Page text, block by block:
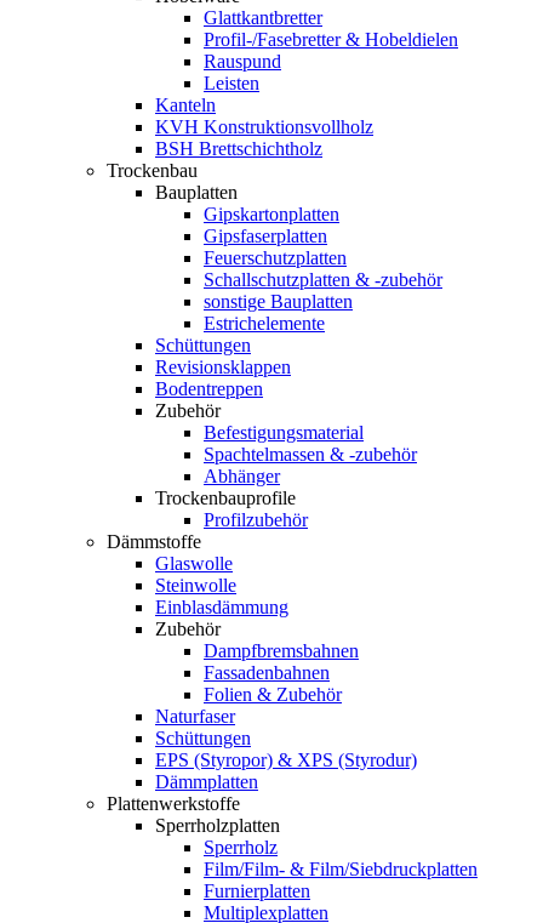
Glattkantbretter
Profil-/Fasebretter & Hobeldielen
Rauspund
Leisten
Kanteln
KVH Konstruktionsvollholz
BSH Brettschichtholz
Trockenbau
Bauplatten
Gipskartonplatten
Gipsfaserplatten
Feuerschutzplatten
Schallschutzplatten & -zubehör
sonstige Bauplatten
Estrichelemente
Schüttungen
Revisionsklappen
Bodentreppen
Zubehör
Befestigungsmaterial
Spachtelmassen & -zubehör
Abhänger
Trockenbauprofile
Profilzubehör
Dämmstoffe
Glaswolle
Steinwolle
Einblasdämmung
Zubehör
Dampfbremsbahnen
Fassadenbahnen
Folien & Zubehör
Naturfaser
Schüttungen
EPS (Styropor) & XPS (Styrodur)
Dämmplatten
Plattenwerkstoffe
Sperrholzplatten
Sperrholz
Film/Film- & Film/Siebdruckplatten
Furnierplatten
Multiplexplatten